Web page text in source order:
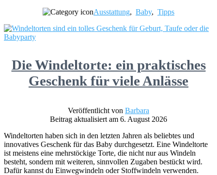
Ausstattung, Baby, Tipps
Die Windeltorte: ein praktisches
Geschenk für viele Anlässe
Veröffentlicht von Barbara
Beitrag aktualisiert am 6. August 2026
Windeltorten haben sich in den letzten Jahren als beliebtes und
innovatives Geschenk für das Baby durchgesetzt. Eine Windeltorte
ist meistens eine mehrstöckige Torte, die nicht nur aus Windeln
besteht, sondern mit weiteren, sinnvollen Zugaben bestückt wird.
Dafür kannst du Einwegwindeln oder Stoffwindeln verwenden.